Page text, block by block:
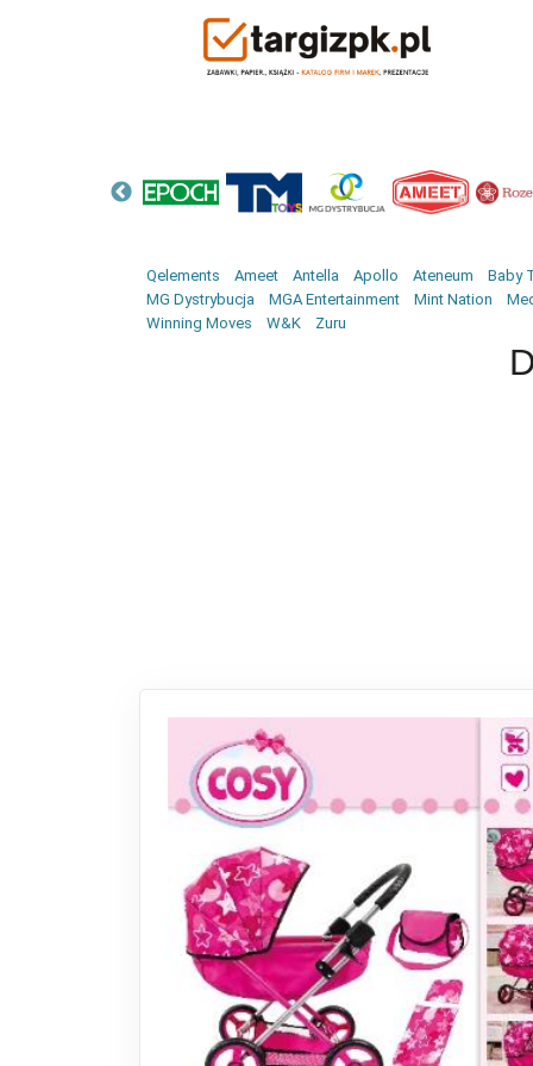
Qelements Ameet Antella Apollo Ateneum
Baby
MG Dystrybucja
MGA Entertainment Mint Nation
Winning Moves
W&K Zuru